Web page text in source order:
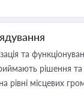
та
рішення
рівні місцевих